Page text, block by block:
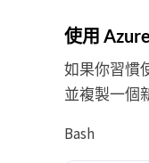
使用
如果你習慣
並複製一個
Bash